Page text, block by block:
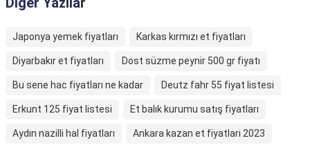
Japonya yemek fiyatları Karkas kırmızı et fiyatları
Diyarbakır et fiyatları Dost süzme peynir 500 gr fiyatı
Bu sene hac fiyatları ne kadar Deutz fahr 55 fiyat listesi
Erkunt 125 fiyat listesi Et balık kurumu satış fiyatları
Aydın nazilli hal fiyatları Ankara kazan et fiyatları 2023